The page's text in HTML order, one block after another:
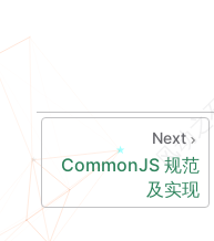
Next
CommonJS 规范
及实现